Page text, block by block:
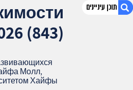
рынка недвижимости 2025–
(843)
Молл,
Хайфы